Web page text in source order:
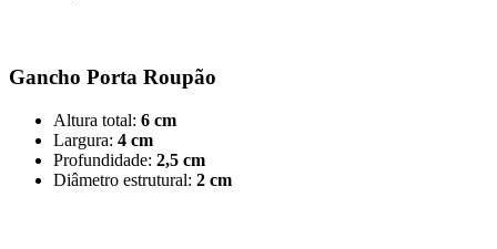
Gancho Porta Roupão
Altura total: 6 cm
Largura: 4 cm
Profundidade: 2,5 cm
Diâmetro estrutural: 2 cm